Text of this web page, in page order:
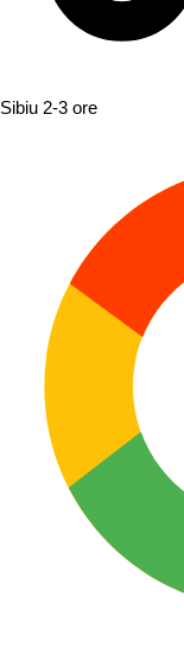
Sibiu 2-3 ore